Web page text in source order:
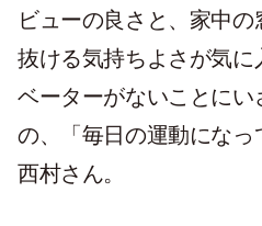
ビューの良さと、家中の
抜ける気持ちよさが気
ベーターがないことに
の、「毎日の運動にな
西村さん。